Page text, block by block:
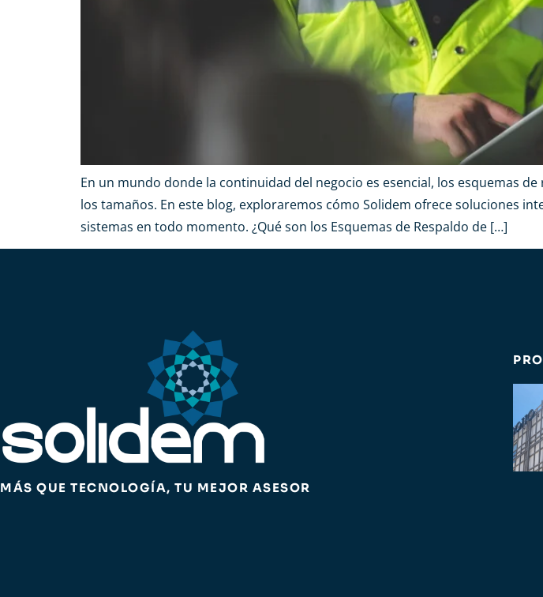
En un mundo donde la continuidad del negocio es esencial, los esquemas
los tamaños. En este blog, exploraremos cómo Solidem ofrece soluciones
sistemas en todo momento. ¿Qué son los Esquemas de Respaldo de […]
MÁS QUE TECNOLOGÍA, TU MEJOR ASESOR